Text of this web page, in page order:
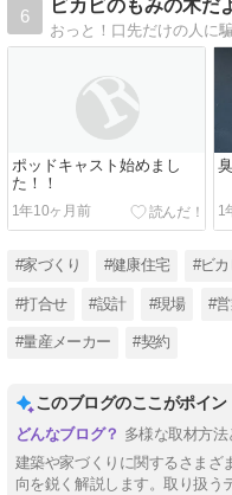
6
ビカビのもみの木だ
ポッドキャスト始めまし
た！！
1年10ヶ月前
1
#家づくり #健康住宅 #ビ
#打合せ #設計 #現場 #
#量産メーカー #契約
このブログのここがポイン
多様な取材方
建築や家づくりに関するさまざ
向を鋭く解説します。取り扱う